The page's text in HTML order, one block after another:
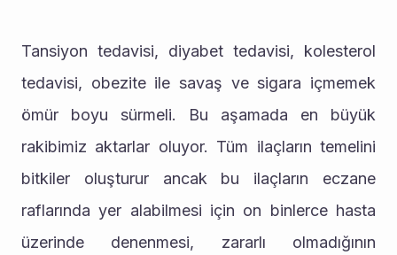
Tansiyon tedavisi, diyabet tedavisi, kolesterol
tedavisi, obezite ile savaş ve sigara içmemek
ömür boyu sürmeli. Bu aşamada en büyük
rakibimiz aktarlar oluyor. Tüm ilaçların temelini
bitkiler oluşturur ancak bu ilaçların eczane
raflarında yer alabilmesi için on binlerce hasta
üzerinde denenmesi, zararlı olmadığının